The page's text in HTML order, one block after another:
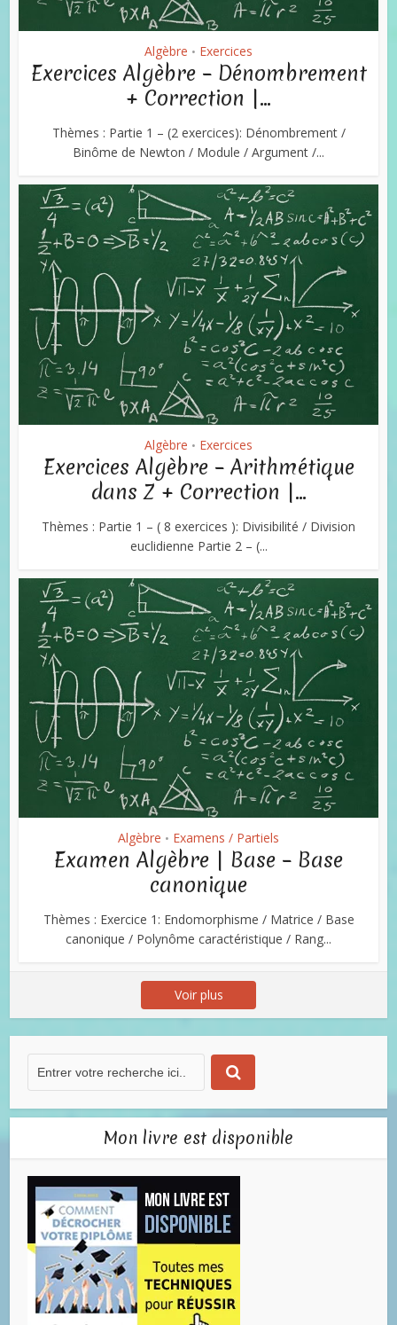
Algèbre • Exercices
Exercices Algèbre – Dénombrement
+ Correction |...
Thèmes : Partie 1 – (2 exercices): Dénombrement /
Binôme de Newton / Module / Argument /...
Algèbre • Exercices
Exercices Algèbre – Arithmétique
dans Z + Correction |...
Thèmes : Partie 1 – ( 8 exercices ): Divisibilité / Division
euclidienne Partie 2 – (...
Algèbre • Examens / Partiels
Examen Algèbre | Base – Base
canonique
Thèmes : Exercice 1: Endomorphisme / Matrice / Base
canonique / Polynôme caractéristique / Rang...
Voir plus
Mon livre est disponible